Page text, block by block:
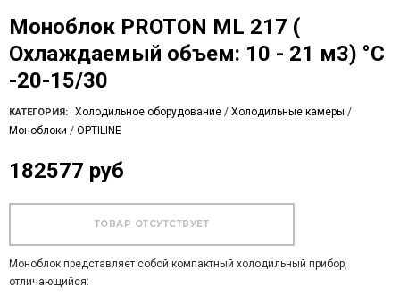
Моноблок PROTON ML 217 (
Охлаждаемый объем: 10 - 21 м3) °С
-20-15/30
КАТЕГОРИЯ: Холодильное оборудование / Холодильные камеры /
Моноблоки / OPTILINE
182577 руб
Моноблок представляет собой компактный холодильный прибор,
отличающийся: